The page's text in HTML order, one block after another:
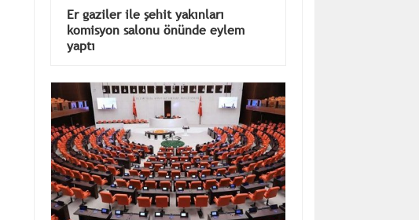
Er gaziler ile şehit yakınları
komisyon salonu önünde eylem